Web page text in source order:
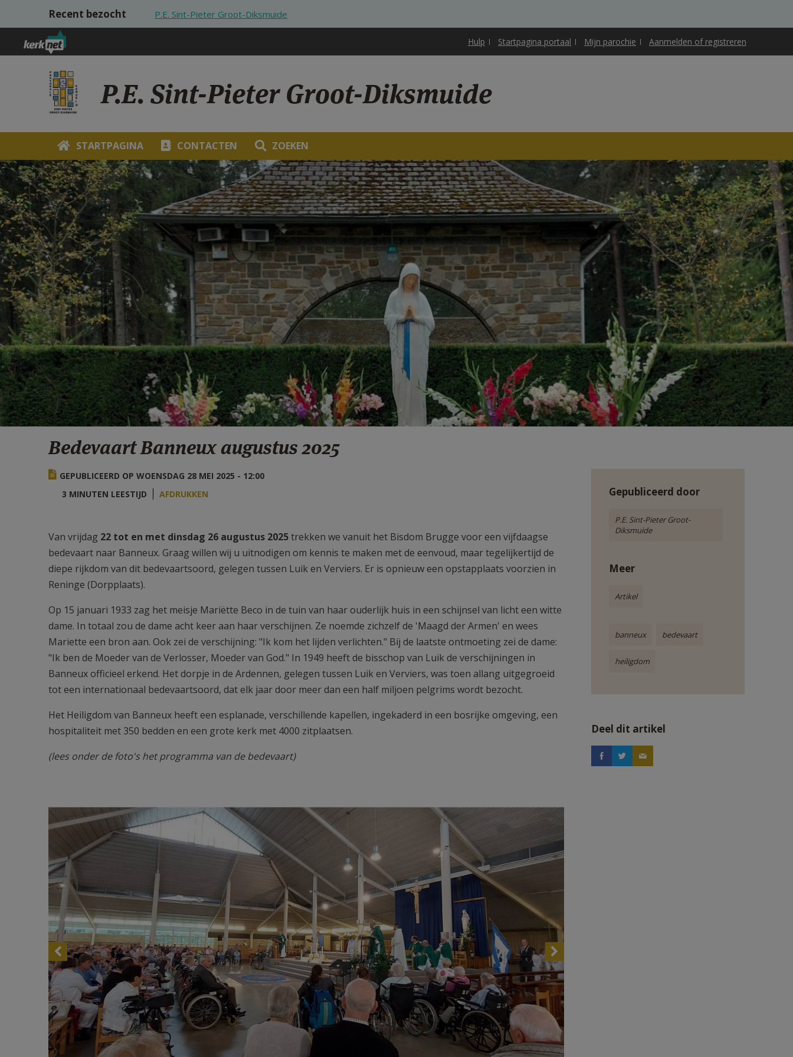
Overslaan en naar de inhoud gaan
Recent bezocht P.E. Sint-Pieter Groot-Diksmuide
Hulp Startpagina portaal Mijn parochie Aanmelden of registreren
P.E. Sint-Pieter Groot-Diksmuide
STARTPAGINA CONTACTEN ZOEKEN
Bedevaart Banneux augustus 2025
GEPUBLICEERD OP WOENSDAG 28 MEI 2025 - 12:00
3 MINUTEN LEESTIJD
AFDRUKKEN
Van vrijdag 22 tot en met dinsdag 26 augustus 2025trekken we vanuit het Bisdom Brugge voor een vijfdaagse
bedevaart naar Banneux. Graag willen wij u uitnodigen om kennis te maken met de eenvoud, maar tegelijkertijd de
diepe rijkdom van dit bedevaartsoord, gelegen tussen Luik en Verviers. Er is opnieuw een opstapplaats voorzien in
Reninge (Dorpplaats).
Op 15 januari 1933 zag het meisje Mariëtte Beco in de tuin van haar ouderlijk huis in een schijnsel van licht een witte
dame. In totaal zou de dame acht keer aan haar verschijnen. Ze noemde zichzelf de 'Maagd der Armen' en wees
Mariette een bron aan. Ook zei de verschijning: "Ik kom het lijden verlichten." Bij de laatste ontmoeting zei de dame:
"Ik ben de Moeder van de Verlosser, Moeder van God." In 1949 heeft de bisschop van Luik de verschijningen in
Banneux officieel erkend. Het dorpje in de Ardennen, gelegen tussen Luik en Verviers, was toen allang uitgegroeid
tot een internationaal bedevaartsoord, dat elk jaar door meer dan een half miljoen pelgrims wordt bezocht.
Het Heiligdom van Banneux heeft een esplanade, verschillende kapellen, ingekaderd in een bosrijke omgeving, een
hospitaliteit met 350 bedden en een grote kerk met 4000 zitplaatsen.
(lees onder de foto's het programma van de bedevaart)
Gepubliceerd door
P.E. Sint-Pieter Groot-
Diksmuide
Meer
Artikel
banneux bedevaart
heiligdom
Deel dit artikel